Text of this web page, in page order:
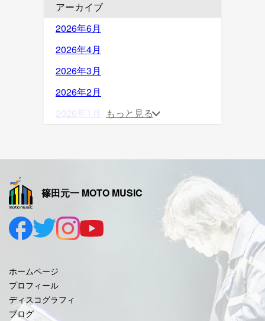
アーカイブ
2026年6月
2026年4月
2026年3月
2026年2月
2026年1月
2025年9月
2025年8月
2025年7月
2025年5月
2025年4月
もっと見る
篠田元一 MOTO MUSIC
ホームページ
プロフィール
ディスコグラフィ
ブログ